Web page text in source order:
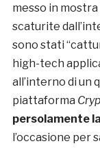
messo in mostra
scaturite
sono stati
high-tech
all’interno di un
piattaforma
persolamente
l’occasione per